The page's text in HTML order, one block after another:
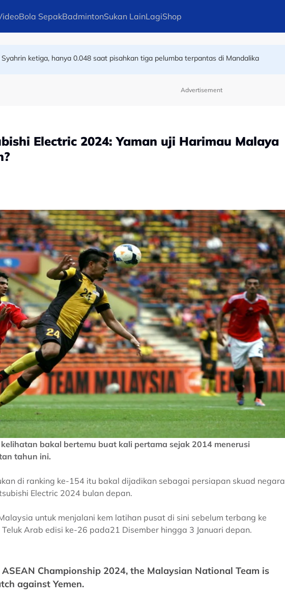
Bola SepakBadmintonSukan LainLagiShop
rayu dipertandingkan dalam MSSM
Advertisement
Electric 2024: Yaman uji Harimau Malaya
bakal bertemu buat kali pertama sejak 2014 menerusi
tahun ini.
di ranking ke-154 itu bakal dijadikan sebagai persiapan skuad negara
Electric 2024 bulan depan.
untuk menjalani kem latihan pusat di sini sebelum terbang ke
Arab edisi ke-26 pada21 Disember hingga 3 Januari depan.
ASEAN Championship 2024, the Malaysian National Team is
against Yemen.